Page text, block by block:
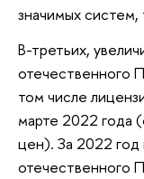
значимых систем,
В-третьих,
отечественного
том числе
марте 2022 года
цен). За 2022 год
отечественного